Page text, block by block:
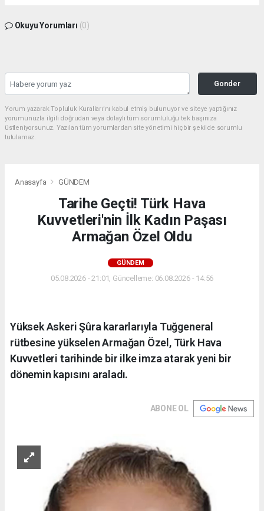
Okuyu Yorumları (0)
Gonder
Yorum yazarak Topluluk Kuralları’nı kabul etmiş bulunuyor ve siteye yaptığınız
yorumunuzla ilgili doğrudan veya dolaylı tüm sorumluluğu tek başınıza
üstleniyorsunuz. Yazılan tüm yorumlardan site yönetimi hiçbir şekilde sorumlu
tutulamaz.
Anasayfa GÜNDEM
Tarihe Geçti! Türk Hava
Kuvvetleri'nin İlk Kadın Paşası
Armağan Özel Oldu
GÜNDEM
05.08.2026 - 21:01, Güncelleme: 06.08.2026 - 14:56
Yüksek Askeri Şûra kararlarıyla Tuğgeneral
rütbesine yükselen Armağan Özel, Türk Hava
Kuvvetleri tarihinde bir ilke imza atarak yeni bir
dönemin kapısını araladı.
ABONE OL